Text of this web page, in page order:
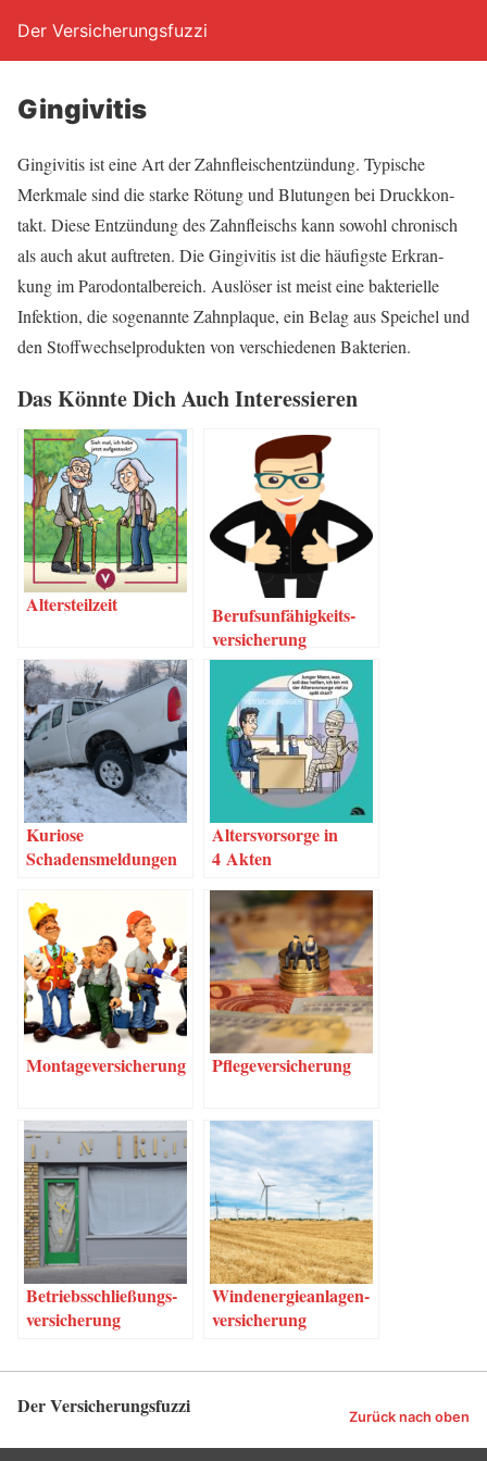
Der Versicherungsfuzzi
Gin­gi­vi­tis
Gin­gi­vi­tis ist eine Art der Zahn­fleisch­ent­zün­dung. Typi­sche
Merk­ma­le sind die star­ke Rötung und Blu­tun­gen bei Druck­kon­
takt. Die­se Ent­zün­dung des Zahn­fleischs kann sowohl chro­nisch
als auch akut auf­tre­ten. Die Gin­gi­vi­tis ist die häu­figs­te Erkran­
kung im Par­odon­tal­be­reich. Aus­lö­ser ist meist eine bak­te­ri­el­le
Infek­ti­on, die soge­nann­te Zahn­plaque, ein Belag aus Spei­chel und
den Stoff­wech­sel­pro­duk­ten von ver­schie­de­nen Bakterien.
Das Könn­te Dich Auch Interessieren
Alters­teil­zeit
Berufs­un­fä­hig­keits­
ver­si­che­rung
Kurio­se
Schadensmeldungen
Alters­vor­sor­ge in
4 Akten
Mon­ta­ge­ver­si­che­rung Pfle­ge­ver­si­che­rung
Betriebs­schlie­ßungs­
ver­si­che­rung
Wind­ener­gie­an­la­gen­
ver­si­che­rung
Der Versicherungsfuzzi Zurück nach oben